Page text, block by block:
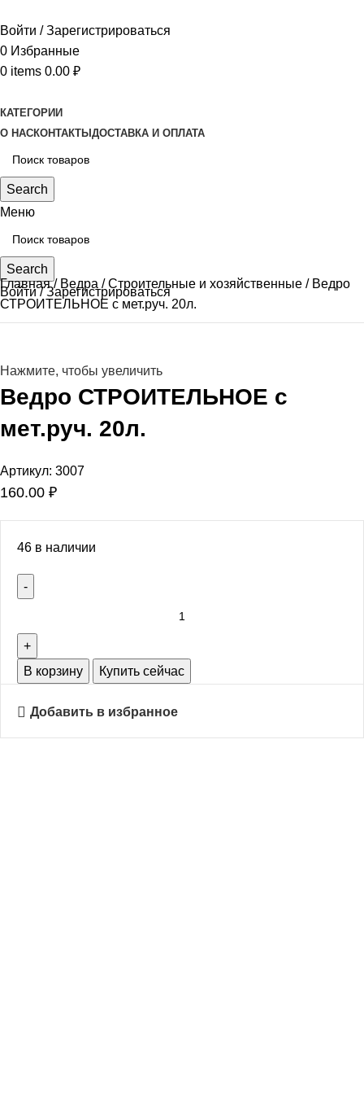
Войти / Зарегистрироваться
0 Избранные
0 items 0.00 ₽
КАТЕГОРИИ
О НАСКОНТАКТЫ ДОСТАВКА И ОПЛАТА
Search
Меню
Search
Войти / Зарегистрироваться
Главная Ведра Строительные и хозяйственные
Ведро
СТРОИТЕЛЬНОЕ с мет.руч. 20л.
Нажмите, чтобы увеличить
Ведро СТРОИТЕЛЬНОЕ с
мет.руч. 20л.
Артикул: 3007
160.00 ₽
46 в наличии
В корзину Купить сейчас
Добавить в избранное